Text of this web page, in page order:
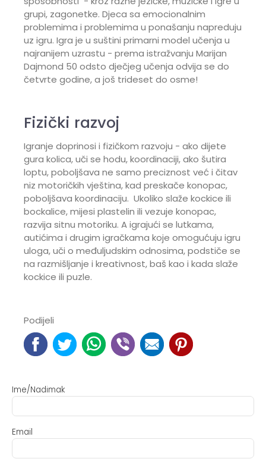
grupi, zagonetke. Djeca sa emocionalnim
problemima i problemima u ponašanju napreduju
uz igru. Igra je u suštini primarni model učenja u
najranijem uzrastu - prema istražvanju Marijan
Dajmond 50 odsto dječjeg učenja odvija se do
četvrte godine, a još trideset do osme!
Fizički razvoj
Igranje doprinosi i fizičkom razvoju - ako dijete
gura kolica, uči se hodu, koordinaciji, ako šutira
loptu, poboljšava ne samo preciznost već i čitav
niz motoričkih vještina, kad preskače konopac,
poboljšava koordinaciju. Ukoliko slaže kockice ili
bockalice, mijesi plastelin ili vezuje konopac,
razvija sitnu motoriku. A igrajući se lutkama,
autićima i drugim igračkama koje omogućuju igru
uloga, uči o međuljudskim odnosima, podstiče se
na razmišljanje i kreativnost, baš kao i kada slaže
kockice ili puzle.
Podijeli
Ime/Nadimak
Email